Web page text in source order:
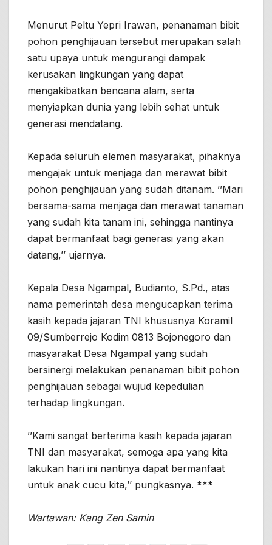
Menurut Peltu Yepri Irawan, penanaman bibit
pohon penghijauan tersebut merupakan salah
satu upaya untuk mengurangi dampak
kerusakan lingkungan yang dapat
mengakibatkan bencana alam, serta
menyiapkan dunia yang lebih sehat untuk
generasi mendatang.
Kepada seluruh elemen masyarakat, pihaknya
mengajak untuk menjaga dan merawat bibit
pohon penghijauan yang sudah ditanam. ’’Mari
bersama-sama menjaga dan merawat tanaman
yang sudah kita tanam ini, sehingga nantinya
dapat bermanfaat bagi generasi yang akan
datang,’’ ujarnya.
Kepala Desa Ngampal, Budianto, S.Pd., atas
nama pemerintah desa mengucapkan terima
kasih kepada jajaran TNI khususnya Koramil
09/Sumberrejo Kodim 0813 Bojonegoro dan
masyarakat Desa Ngampal yang sudah
bersinergi melakukan penanaman bibit pohon
penghijauan sebagai wujud kepedulian
terhadap lingkungan.
’’Kami sangat berterima kasih kepada jajaran
TNI dan masyarakat, semoga apa yang kita
lakukan hari ini nantinya dapat bermanfaat
untuk anak cucu kita,’’ pungkasnya. ***
Wartawan: Kang Zen Samin